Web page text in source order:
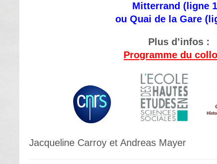
Mitterrand (ligne
ou Quai de la Gare
Plus d’infos :
Programme du
Jacqueline Carroy et Andreas Mayer